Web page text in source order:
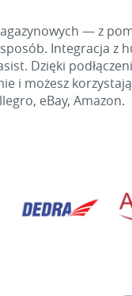
— z
Integracja z
Dzięki
i możesz
eBay, Amazon.